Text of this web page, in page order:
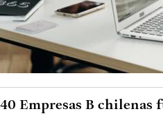
40 Empresas B chilenas